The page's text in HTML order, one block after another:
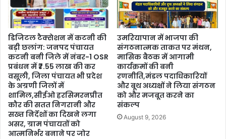
डिजिटल टैक्सेशन में कटनी की
बड़ी छलांग: जनपद पंचायत
कटनी बनी जिले में नंबर-1 OSR
प्रबंधन में ₹7.55 लाख की कर
वसूली, जिला पंचायत भी प्रदेश
के अग्रणी जिलों में
शामिल,सीईओ हरसिमरनप्रीत
कौर की सतत निगरानी और
सख्त निर्देशों का दिखने लगा
असर, ग्राम पंचायतों को
आत्मनिर्भर बनाने पर जोर
उमरियापान में भाजपा की
संगठनात्मक ताकत पर मंथन,
मासिक बैठक में आगामी
कार्यक्रमों की बनी
रणनीति,मंडल पदाधिकारियों
और बूथ अध्यक्षों ने लिया संगठन
को और मजबूत करने का
संकल्प
August 9, 2026